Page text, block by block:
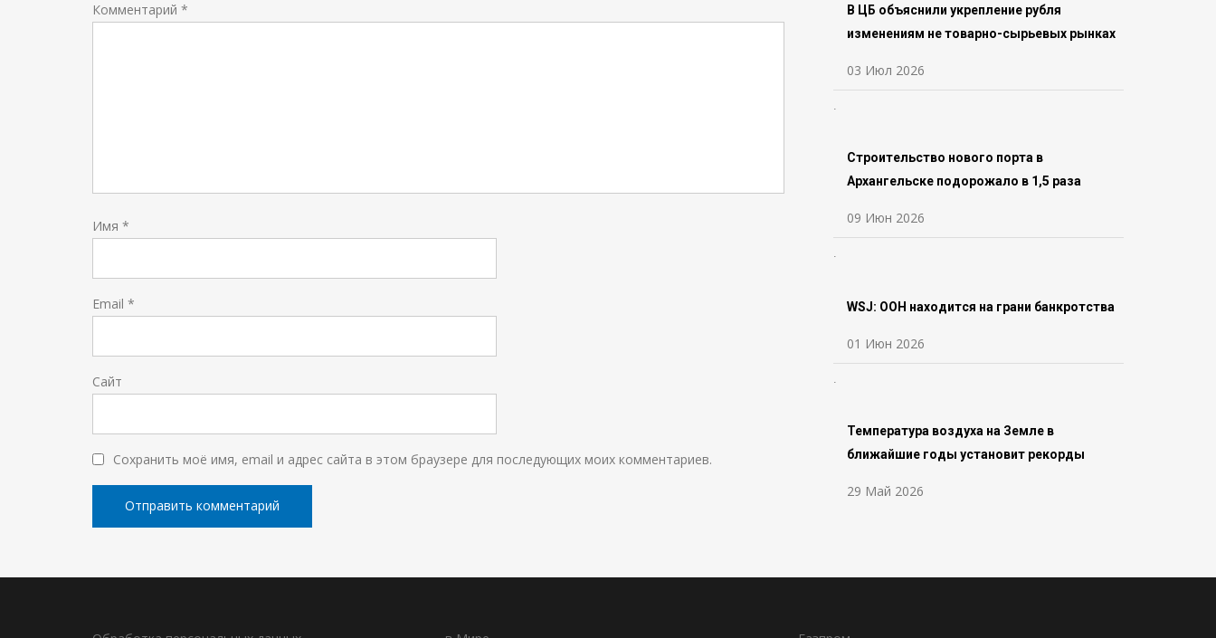
Комментарий *
Имя *
Email *
Сайт
Сохранить моё имя, email и адрес сайта в этом браузере для последующих моих комментариев.
В ЦБ объяснили укрепление рубля
изменениям не товарно-сырьевых рынках
03 Июл 2026
Строительство нового порта в
Архангельске подорожало в 1,5 раза
09 Июн 2026
WSJ: ООН находится на грани банкротства
01 Июн 2026
Температура воздуха на Земле в
ближайшие годы установит рекорды
29 Май 2026